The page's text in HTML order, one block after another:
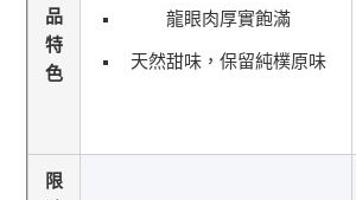
品
特
色
龍眼肉厚實飽滿
天然甜味，保留純樸原味
限